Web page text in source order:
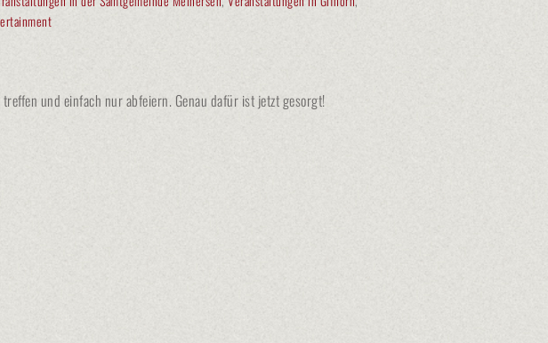
und einfach nur abfeiern. Genau dafür ist jetzt gesorgt!